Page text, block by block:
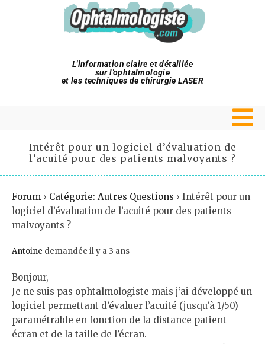
L'information claire et détaillée
sur l'ophtalmologie
et les techniques de chirurgie LASER
Intérêt pour un logiciel d’évaluation de
l’acuité pour des patients malvoyants ?
Forum › Catégorie: Autres Questions › Intérêt pour un
logiciel d’évaluation de l’acuité pour des patients
malvoyants ?
Antoine demandée il y a 3 ans
Bonjour,
Je ne suis pas ophtalmologiste mais j’ai développé un
logiciel permettant d’évaluer l’acuité (jusqu’à 1/50)
paramétrable en fonction de la distance patient-
écran et de la taille de l’écran.